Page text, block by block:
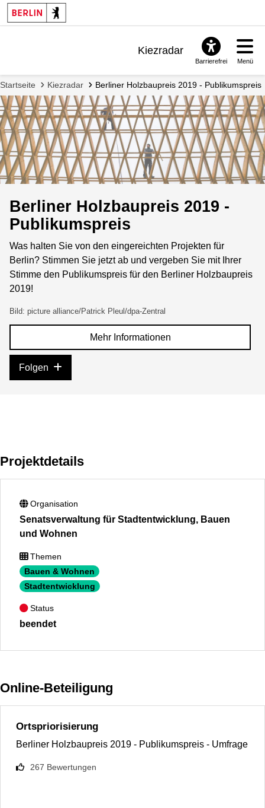
Kiezradar
FAQ & Support
Barrierefrei Menü
Startseite Kiezradar Berliner Holzbaupreis 2019 - Publikumspreis
Berliner Holzbaupreis 2019 -
Publikumspreis
Was halten Sie von den eingereichten Projekten für
Berlin? Stimmen Sie jetzt ab und vergeben Sie mit Ihrer
Stimme den Publikumspreis für den Berliner Holzbaupreis
2019!
Bild: picture alliance/Patrick Pleul/dpa-Zentral
Mehr Informationen
Folgen
Projektdetails
Organisation
Senatsverwaltung für Stadtentwicklung, Bauen
und Wohnen
Themen
Bauen & Wohnen
Stadtentwicklung
Status
beendet
Online-Beteiligung
Ortspriorisierung
Berliner Holzbaupreis 2019 - Publikumspreis - Umfrage
267 Bewertungen